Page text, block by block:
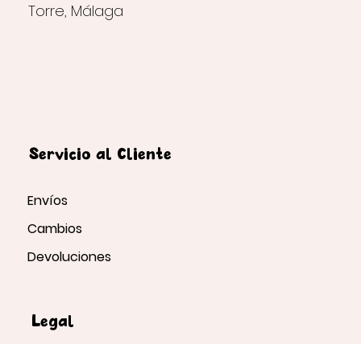
Torre, Málaga
Servicio al Cliente
Envíos
Cambios
Devoluciones
Legal